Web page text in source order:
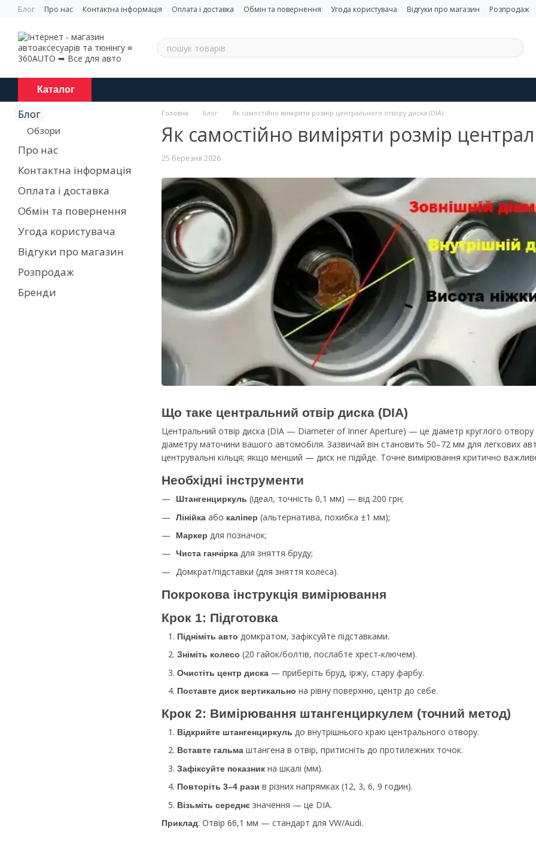
Перейти до основного контенту
Блог Про нас Контактна інформація Оплата і доставка Обмін та повернення Угода користувача Відгуки про магазин Розпродаж
Каталог
Головна Блог Як самостійно виміряти розмір центрального отвору диска (DIA)
Як самостійно виміряти розмір
25 березня 2026
Що таке центральний отвір диска (DIA)
Центральний отвір диска (DIA — Diameter of Inner Aperture) — це діаметр круглого отвору
діаметру маточини вашого автомобіля. Зазвичай він становить 50–72 мм для легкових
центрувальні кільця; якщо менший — диск не підійде. Точне вимірювання критично
Необхідні інструменти
Штангенциркуль (ідеал, точність 0,1 мм) — від 200 грн;
Лінійка або каліпер (альтернатива, похибка ±1 мм);
Маркер для позначок;
Чиста ганчірка для зняття бруду;
Домкрат/підставки (для зняття колеса).
Покрокова інструкція вимірювання
Крок 1: Підготовка
Підніміть авто домкратом, зафіксуйте підставками.
Зніміть колесо (20 гайок/болтів, послабте хрест‑ключем).
Очистіть центр диска — приберіть бруд, іржу, стару фарбу.
Поставте диск вертикально на рівну поверхню, центр до себе.
Крок 2: Вимірювання штангенциркулем (точний метод)
Відкрийте штангенциркуль до внутрішнього краю центрального отвору.
Вставте гальма штангена в отвір, притисніть до протилежних точок.
Зафіксуйте показник на шкалі (мм).
Повторіть 3–4 рази в різних напрямках (12, 3, 6, 9 годин).
Візьміть середнє значення — це DIA.
Приклад: Отвір 66,1 мм — стандарт для VW/Audi.
Блог
Обзори
Про нас
Контактна інформація
Оплата і доставка
Обмін та повернення
Угода користувача
Відгуки про магазин
Розпродаж
Бренди